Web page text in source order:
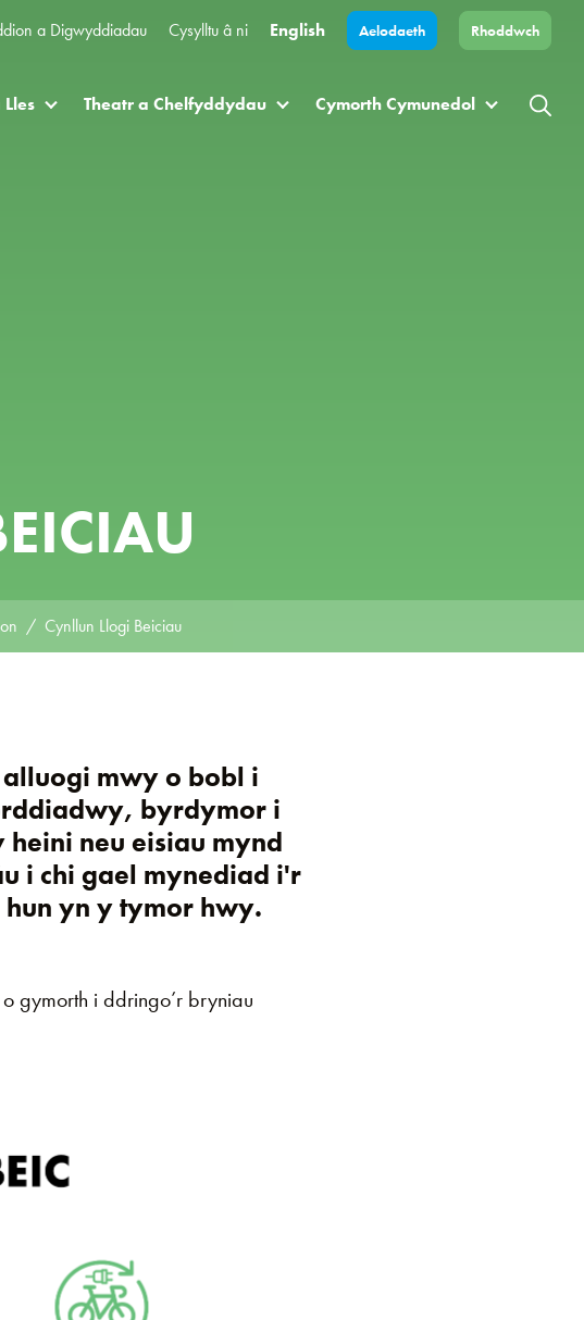
a Digwyddiadau Cysylltu â ni English Aelodaeth Rhoddwch
Theatr a Chelfyddydau Cymorth Cymunedol
Cynllun Llogi Beiciau
mwy o bobl i
byrdymor i
neu eisiau mynd
i chi gael mynediad i'r
yn y tymor hwy.
gymorth i ddringo’r bryniau